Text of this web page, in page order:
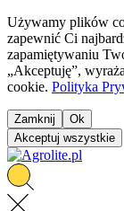
Używamy plików
zapewnić Ci
zapamiętywaniu
„Akceptuję”,
cookie. Polityka
Zamknij
Ok
Akceptuj wszystkie